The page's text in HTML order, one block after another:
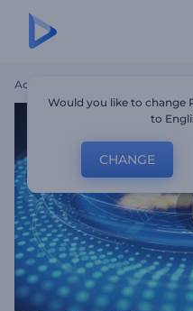
Accueil Animation
Would you like to change
to
CHANGE